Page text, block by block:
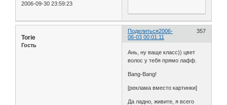
2006-09-30 23:59:23
Поделиться 357
2006-
06-03 00:01:11
Torie
Гость
Ань, ну ваще класс)) цвет
волос у тебя прямо лафф.
Bang-Bang!
[реклама вместо картинки]
Да ладно, живите, я всего